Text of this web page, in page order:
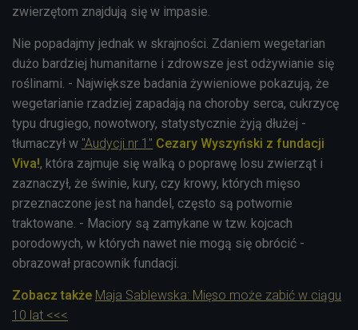
zwierzętom znajdują się w impasie.
Nie popadajmy jednak w skrajności. Zdaniem wegetarian
dużo bardziej humanitarne i zdrowsze jest odżywianie się
roślinami. - Największe badania żywieniowe pokazują, że
wegetarianie rzadziej zapadają na choroby serca, cukrzycę
typu drugiego, nowotwory, statystycznie żyją dłużej -
tłumaczył w "Audycji nr 1" Cezary Wyszyński z fundacji
Viva!, która zajmuje się walką o poprawę losu zwierząt i
zaznaczył, że świnie, kury, czy krowy, których mięso
przeznaczone jest na handel, często są potwornie
traktowane. - Maciory są zamykane w tzw. kojcach
porodowych, w których nawet nie mogą się obrócić -
obrazował pracownik fundacji.
Zobacz także Maja Sablewska: Mięso może zabić w ciągu
10 lat <<<